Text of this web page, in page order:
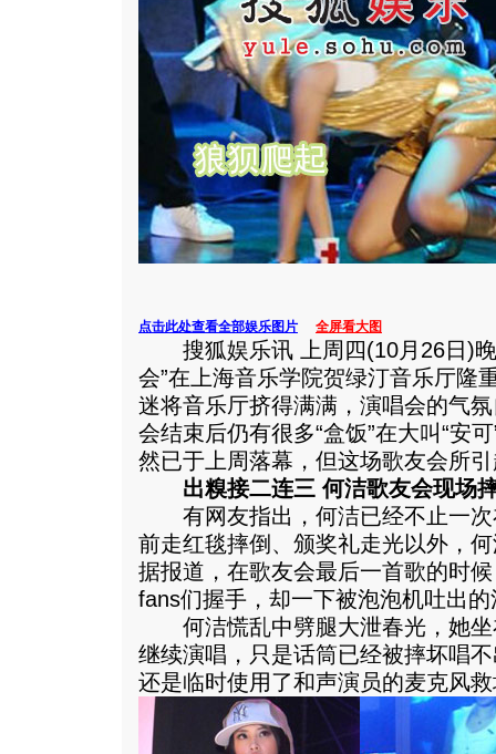
点击此处查看全部娱乐图片 全屏看大图
搜狐娱乐讯 上周四(10月26日)晚
会”在上海音乐学院贺绿汀音乐厅隆
迷将音乐厅挤得满满，演唱会的气
会结束后仍有很多“盒饭”在大叫“安
然已于上周落幕，但这场歌友会所
出糗接二连三 何洁歌友会现场
有网友指出，何洁已经不止一次
前走红毯摔倒、颁奖礼走光以外，
据报道，在歌友会最后一首歌的时
fans们握手，却一下被泡泡机吐出
何洁慌乱中劈腿大泄春光，她坐
继续演唱，只是话筒已经被摔坏唱
还是临时使用了和声演员的麦克风